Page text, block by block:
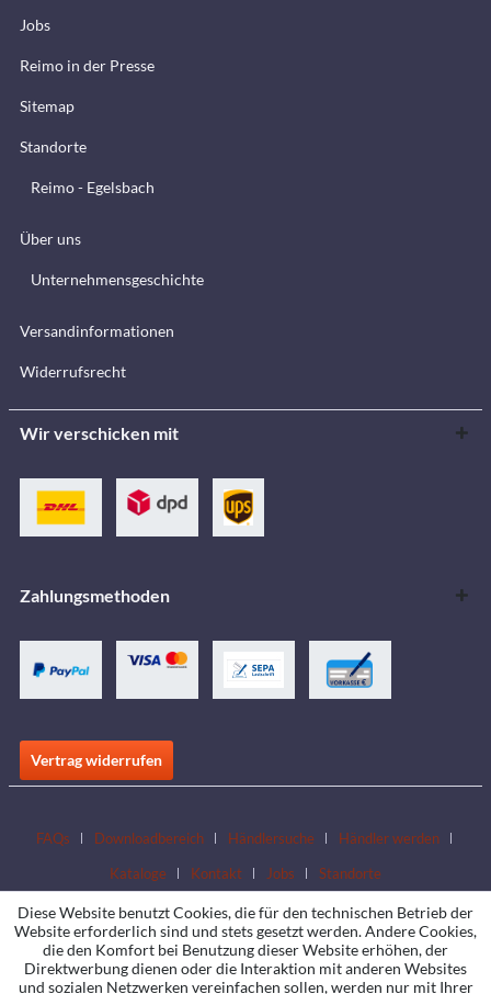
Jobs
Reimo in der Presse
Sitemap
Standorte
Reimo - Egelsbach
Über uns
Unternehmensgeschichte
Versandinformationen
Widerrufsrecht
Wir verschicken mit
Zahlungsmethoden
Vertrag widerrufen
FAQs Downloadbereich Händlersuche
Händler werden
Kataloge
Kontakt Jobs Standorte
Diese Website benutzt Cookies, die für den technischen Betrieb der
Website erforderlich sind und stets gesetzt werden. Andere Cookies,
die den Komfort bei Benutzung dieser Website erhöhen, der
Direktwerbung dienen oder die Interaktion mit anderen Websites
und sozialen Netzwerken vereinfachen sollen, werden nur mit Ihrer